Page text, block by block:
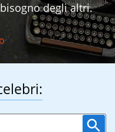
degli altri.